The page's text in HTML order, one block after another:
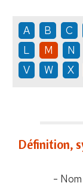
A B C
L
M N
V
W X
Définition,
-